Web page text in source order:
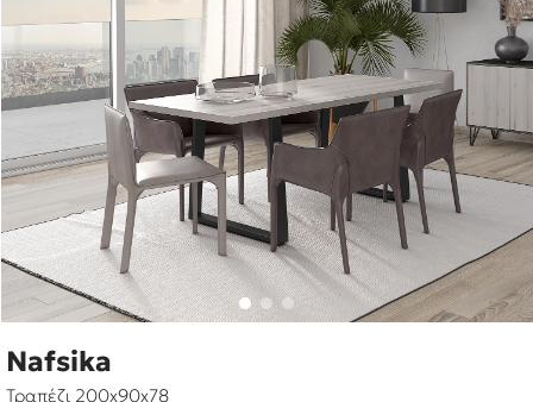
Nafsika
Τραπέζι 200x90x78